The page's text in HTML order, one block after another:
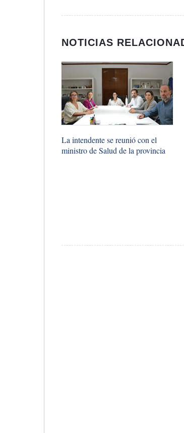
NOTICIAS
​La intendente se reunió con el
ministro de Salud de la provincia